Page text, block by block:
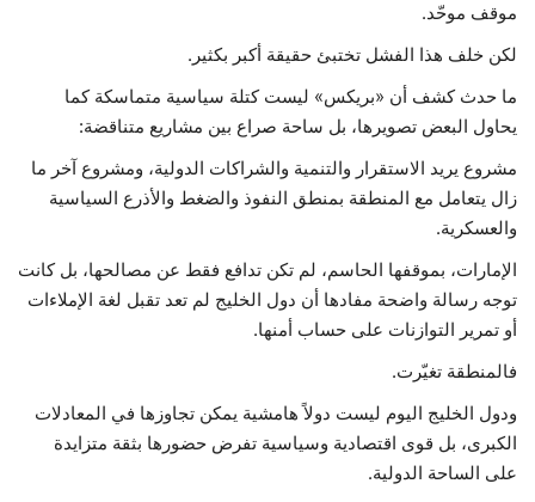
موقف موحّد.
لكن خلف هذا الفشل تختبئ حقيقة أكبر بكثير.
ما حدث كشف أن «بريكس» ليست كتلة سياسية متماسكة كما
يحاول البعض تصويرها، بل ساحة صراع بين مشاريع متناقضة:
مشروع يريد الاستقرار والتنمية والشراكات الدولية، ومشروع آخر ما
زال يتعامل مع المنطقة بمنطق النفوذ والضغط والأذرع السياسية
والعسكرية.
الإمارات، بموقفها الحاسم، لم تكن تدافع فقط عن مصالحها، بل كانت
توجه رسالة واضحة مفادها أن دول الخليج لم تعد تقبل لغة الإملاءات
أو تمرير التوازنات على حساب أمنها.
فالمنطقة تغيّرت.
ودول الخليج اليوم ليست دولاً هامشية يمكن تجاوزها في المعادلات
الكبرى، بل قوى اقتصادية وسياسية تفرض حضورها بثقة متزايدة
على الساحة الدولية.